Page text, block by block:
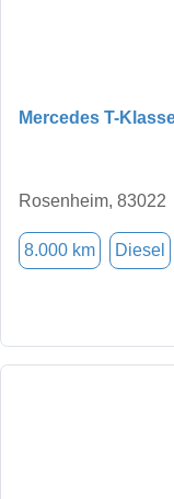
Mercedes T-
Rosenheim, 83022
8.000 km Diesel